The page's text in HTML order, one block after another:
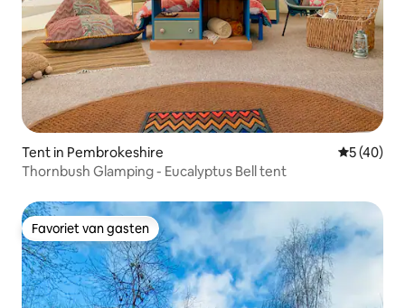
Tent in Pembrokeshire
5 (40)
Thornbush Glamping - Eucalyptus Bell tent
Favoriet van gasten
Favoriet van gasten